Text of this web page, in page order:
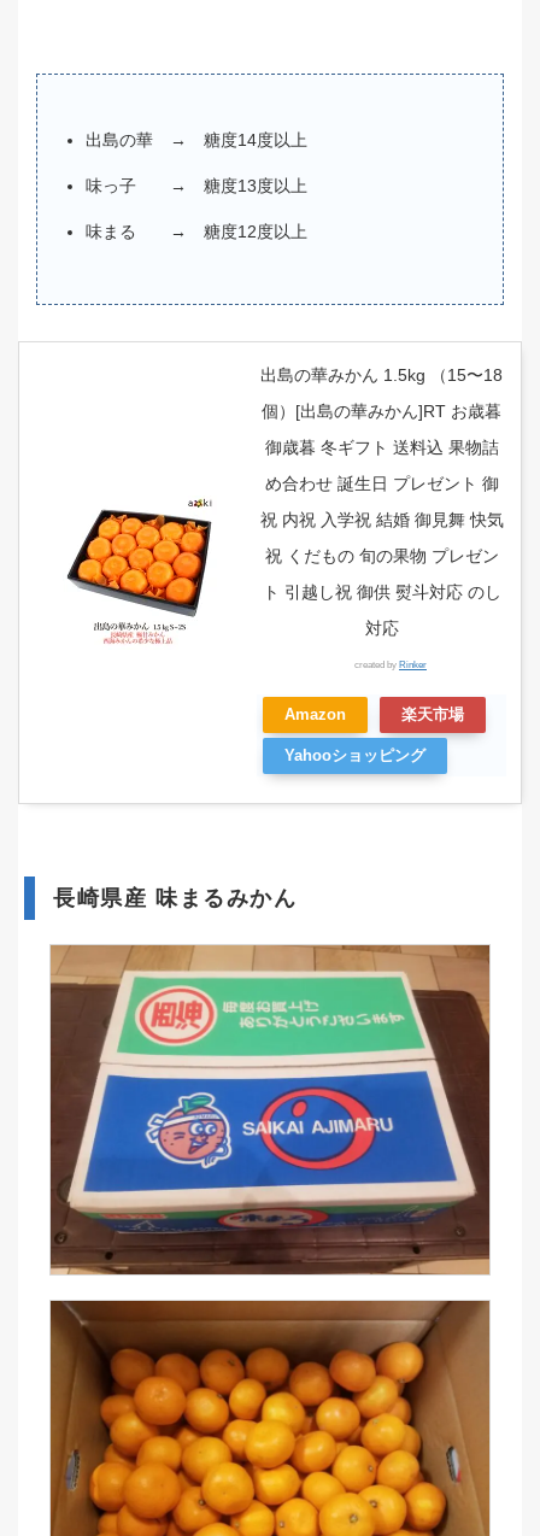
出島の華 → 糖度14度以上
味っ子 → 糖度13度以上
味まる → 糖度12度以上
出島の華みかん 1.5kg （15〜18
個）[出島の華みかん]RT お歳暮
御歳暮 冬ギフト 送料込 果物詰
め合わせ 誕生日 プレゼント 御
祝 内祝 入学祝 結婚 御見舞 快気
祝 くだもの 旬の果物 プレゼン
ト 引越し祝 御供 熨斗対応 のし
対応
created by Rinker
Amazon 楽天市場
Yahooショッピング
長崎県産 味まるみかん